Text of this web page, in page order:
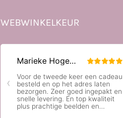
WEBWINKELKEUR